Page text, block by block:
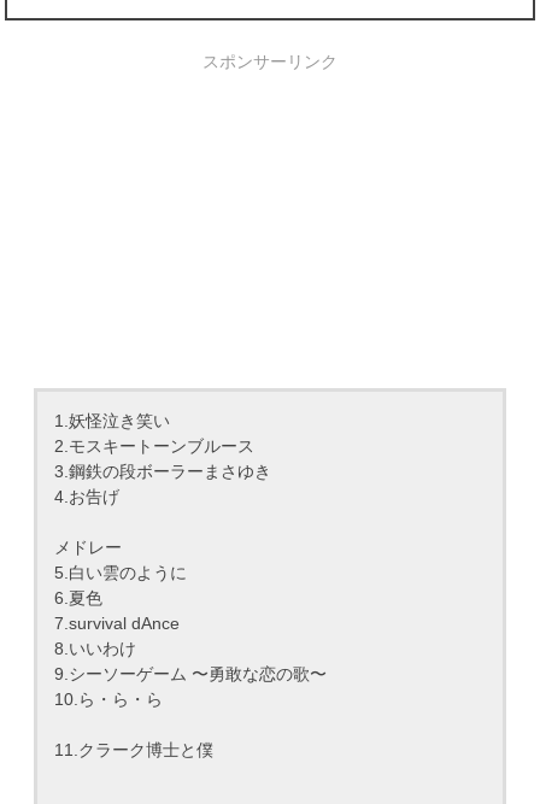
スポンサーリンク
1.妖怪泣き笑い
2.モスキートーンブルース
3.鋼鉄の段ボーラーまさゆき
4.お告げ
メドレー
5.白い雲のように
6.夏色
7.survival dAnce
8.いいわけ
9.シーソーゲーム 〜勇敢な恋の歌〜
10.ら・ら・ら
11.クラーク博士と僕